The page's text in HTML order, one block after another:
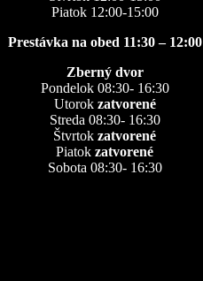
Piatok 12:00-15:00
Prestávka na obed 11:30 – 12:00
Zberný dvor
Pondelok 08:30- 16:30
Utorok zatvorené
Streda 08:30- 16:30
Štvrtok zatvorené
Piatok zatvorené
Sobota 08:30- 16:30